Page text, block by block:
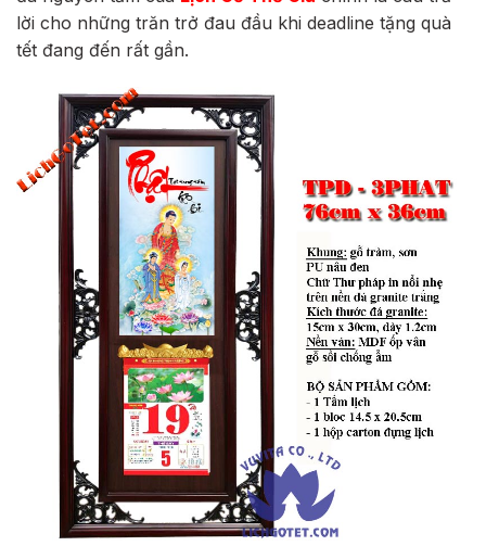
lời cho những trăn trở đau đầu khi deadline tặng quà
tết đang đến rất gần.